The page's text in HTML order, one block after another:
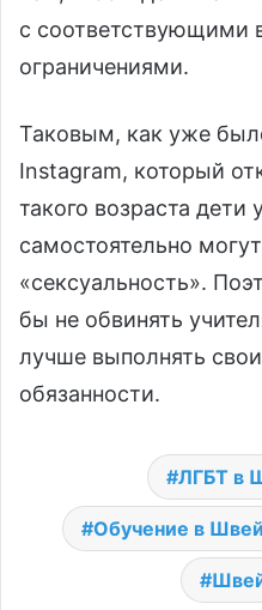
с соответствующими
ограничениями.
Таковым, как уже
Instagram, который
такого возраста дети
самостоятельно
«сексуальность».
бы не обвинять
лучше выполнять
обязанности.
ЛГБТ в
Обучение в